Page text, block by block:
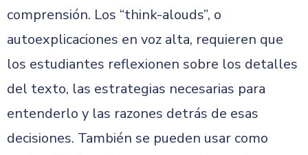
comprensión. Los “think-alouds”, o
autoexplicaciones en voz alta, requieren que
los estudiantes reflexionen sobre los detalles
del texto, las estrategias necesarias para
entenderlo y las razones detrás de esas
decisiones. También se pueden usar como